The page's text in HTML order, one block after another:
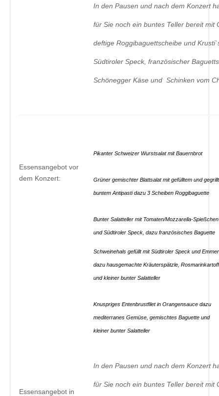
In den Pausen und nach dem Konzert
für Sie noch ein buntes Teller bereit mit
deftige Roggibaguettscheibe und
Südtiroler Speck, französischer
Schönegger Käse und
Essensangebot vor
dem Konzert:
Pikanter Schweizer Wurstsalat mit
Grüner gemischter Blattsalat mit gefülltem und
buntem Antipasti dazu 3 Scheiben
Bunter Salatteller mit Tomaten/Mozzarella-Spießchen
und Südtiroler Speck, dazu
Schweinehals gefüllt mit Südtiroler Speck und
dazu hausgemachte Kräuterspätzle,
und kleiner bunter Salatteller
Knuspriges Entenbrustfilet in Orangensauce dazu
mediterranes Gemüse, gemischtes Baguette und
kleiner bunter Salatteller
Essensangebot in
In den Pausen und nach dem Konzert
für Sie noch ein buntes Teller bereit mit